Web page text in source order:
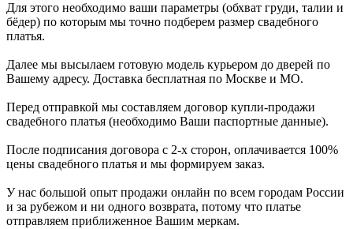
Для этого необходимо ваши параметры (обхват груди, талии и
бёдер) по которым мы точно подберем размер свадебного
платья.
Далее мы высылаем готовую модель курьером до дверей по
Вашему адресу. Доставка бесплатная по Москве и МО.
Перед отправкой мы составляем договор купли-продажи
свадебного платья (необходимо Ваши паспортные данные).
После подписания договора с 2-х сторон, оплачивается 100%
цены свадебного платья и мы формируем заказ.
У нас большой опыт продажи онлайн по всем городам России
и за рубежом и ни одного возврата, потому что платье
отправляем приближенное Вашим меркам.